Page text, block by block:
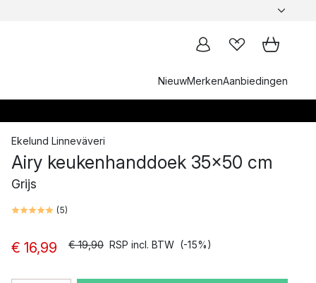
NieuwMerkenAanbiedingen
Ekelund Linneväveri
Airy keukenhanddoek 35x50 cm
Grijs
(5)
€ 16,99 € 19,90 RSP incl. BTW (-15%)